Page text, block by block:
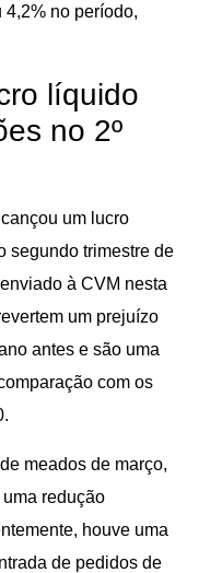
no período,
líquido
no 2º
um lucro
segundo trimestre de
à CVM nesta
um prejuízo
antes e são uma
com os
meados de março,
redução
houve uma
de pedidos de